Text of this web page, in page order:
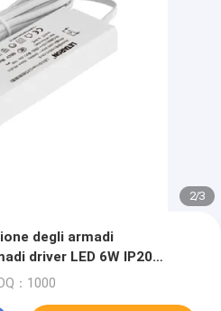
2/3
degli armadi
driver LED 6W IP20
220V-240V AC To
：1000